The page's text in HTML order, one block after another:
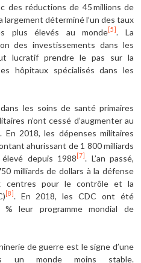
des réductions de 45 millions de
largement déterminé l’un des taux
plus élevés au monde [5] . La
des investissements dans les
lucratif prendre le pas sur la
hôpitaux spécialisés dans les
les soins de santé primaires
n’ont cessé d’augmenter au
En 2018, les dépenses militaires
ahurissant de 1 800 milliards
depuis 1988 [7] . L’an passé,
milliards de dollars à la défense
centres pour le contrôle et la
[8] . En 2018, les CDC ont été
leur programme mondial de
de guerre est le signe d’une
un monde moins stable.